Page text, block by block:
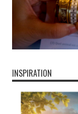
INSPIRATION